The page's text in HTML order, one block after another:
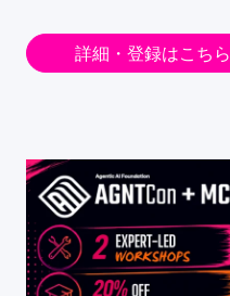
詳細・登録はこちら